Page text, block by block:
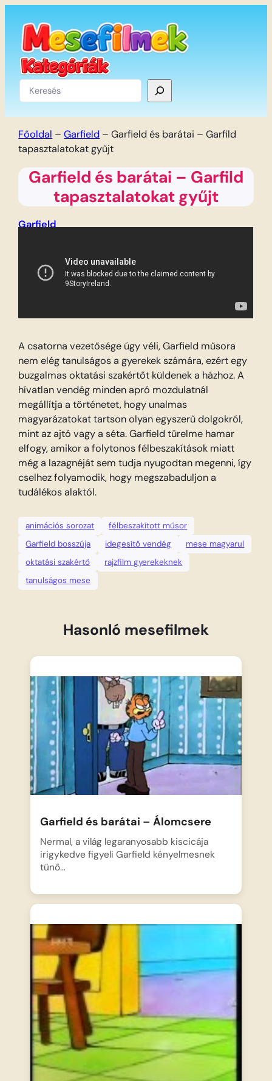
tartalomhoz
Keresés
Főoldal –Garfield –Garfield és barátai – Garfild
tapasztalatokat gyűjt
Garfield és barátai – Garfild
tapasztalatokat gyűjt
Garfield
A csatorna vezetősége úgy véli, Garfield műsora
nem elég tanulságos a gyerekek számára, ezért egy
buzgalmas oktatási szakértőt küldenek a házhoz. A
hívatlan vendég minden apró mozdulatnál
megállítja a történetet, hogy unalmas
magyarázatokat tartson olyan egyszerű dolgokról,
mint az ajtó vagy a séta. Garfield türelme hamar
elfogy, amikor a folytonos félbeszakítások miatt
még a lazagnéját sem tudja nyugodtan megenni, így
cselhez folyamodik, hogy megszabaduljon a
tudálékos alaktól.
animációs sorozat
félbeszakított műsor
Garfield bosszúja
idegesítő vendég
mese magyarul
oktatási szakértő
rajzfilm gyerekeknek
tanulságos mese
Hasonló mesefilmek
Garfield és barátai – Álomcsere
Nermal, a világ legaranyosabb kiscicája
irigykedve figyeli Garfield kényelmesnek
tűnő…